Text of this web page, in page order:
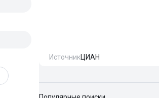
ИсточникЦИАН